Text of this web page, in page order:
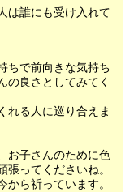
は誰にも受け入れて
ちで前向きな気持ち
の良さとしてみてく
れる人に巡り合えま
お子さんのために色
張ってくださいね。
から祈っています。